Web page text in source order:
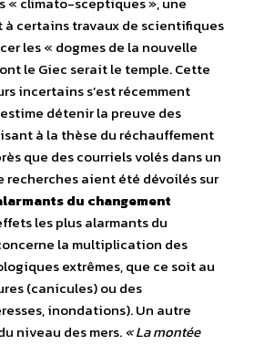
à certains travaux de scientifiques
les « dogmes de la nouvelle
le Giec serait le temple. Cette
incertains s’est récemment
détenir la preuve des
à la thèse du réchauffement
que des courriels volés dans un
recherches aient été dévoilés sur
du changement
les plus alarmants du
la multiplication des
extrêmes, que ce soit au
(canicules) ou des
inondations). Un autre
niveau des mers.« La montée